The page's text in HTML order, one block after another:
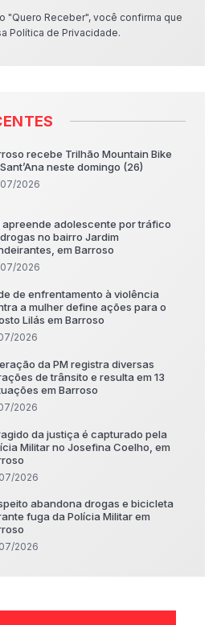
"Quero Receber", você confirma que
Política de Privacidade.
recebe Trilhão Mountain Bike
neste domingo (26)
2026
apreende adolescente por tráfico
no bairro Jardim
em Barroso
2026
de enfrentamento à violência
a mulher define ações para o
Lilás em Barroso
2026
da PM registra diversas
de trânsito e resulta em 13
em Barroso
2026
da justiça é capturado pela
Militar no Josefina Coelho, em
2026
abandona drogas e bicicleta
fuga da Polícia Militar em
2026